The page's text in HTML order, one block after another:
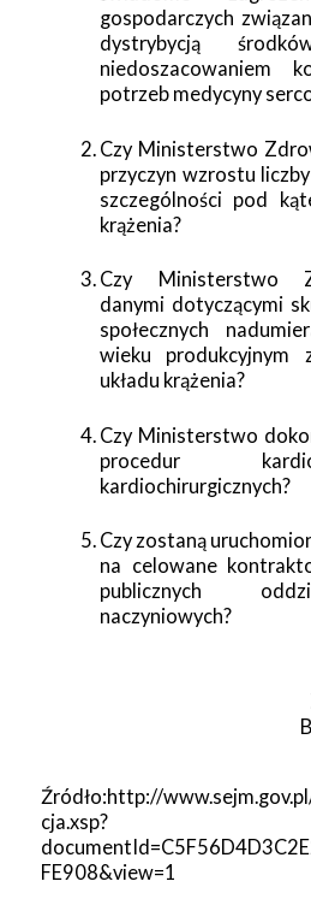
gospodarczych
dystrybycją
niedoszacowaniem
potrzeb medycyny
Czy Ministerstwo
przyczyn wzrostu
szczególności pod
krążenia?
Czy Ministerstwo
danymi dotyczącymi
społecznych
wieku produkcyjnym
układu krążenia?
Czy Ministerstwo
procedur
kardiochirurgicznych?
Czy zostaną
na celowane
publicznych
naczyniowych?
Źródło:http://
cja.xsp?
FE908&view=1